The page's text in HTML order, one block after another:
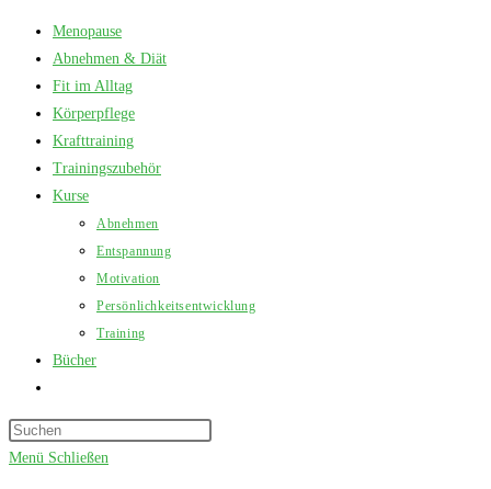
Menopause
Abnehmen & Diät
Fit im Alltag
Körperpflege
Krafttraining
Trainingszubehör
Kurse
Abnehmen
Entspannung
Motivation
Persönlichkeitsentwicklung
Training
Bücher
umschalten
Menü Schließen